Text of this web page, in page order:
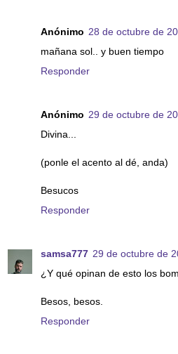
Anónimo 28 de octubre de
mañana sol.. y buen tiempo
Responder
Anónimo 29 de octubre de
Divina...
(ponle el acento al dé, anda)
Besucos
Responder
samsa777 29 de octubre de
¿Y qué opinan de esto los
Besos, besos.
Responder